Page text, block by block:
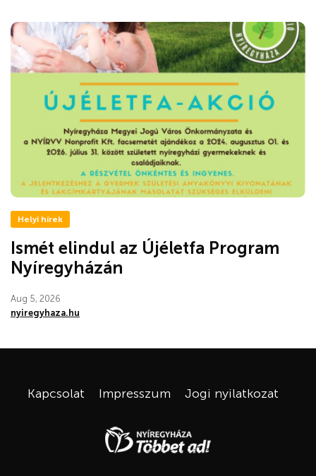
Helyi hírek
Ismét elindul az Újéletfa Program
Nyíregyházán
Aug 5, 2026
nyiregyhaza.hu
Kapcsolat Impresszum Jogi nyilatkozat